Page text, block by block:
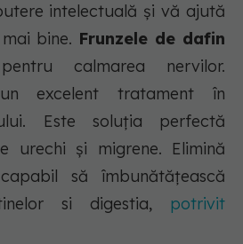
intelectuală și vă ajută
bine. Frunzele de dafin
calmarea nervilor.
excelent tratament în
Este soluția perfectă
urechi și migrene. Elimină
să îmbunătățească
si digestia, potrivit